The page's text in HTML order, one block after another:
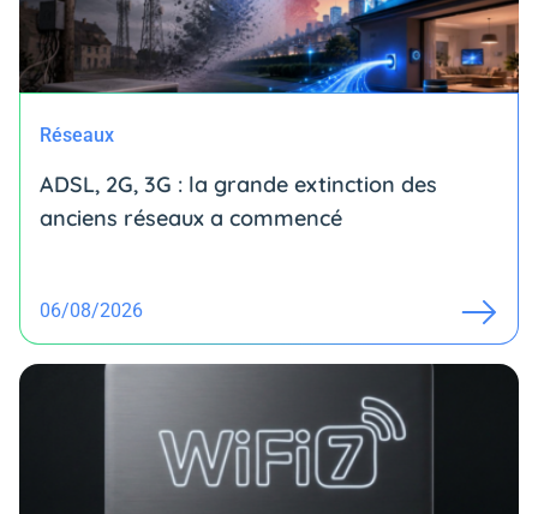
Réseaux
ADSL, 2G, 3G : la grande extinction des
anciens réseaux a commencé
06/08/2026